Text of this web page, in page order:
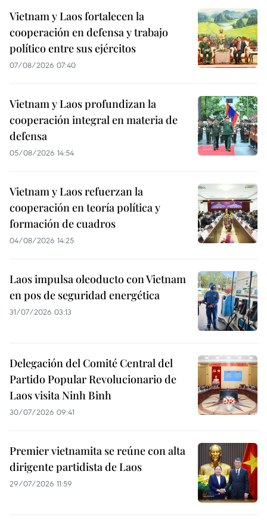
Vietnam y Laos fortalecen la
cooperación en defensa y trabajo
político entre sus ejércitos
07/08/2026 07:40
Vietnam y Laos profundizan la
cooperación integral en materia de
defensa
05/08/2026 14:54
Vietnam y Laos refuerzan la
cooperación en teoría política y
formación de cuadros
04/08/2026 14:25
Laos impulsa oleoducto con Vietnam
en pos de seguridad energética
31/07/2026 03:13
Delegación del Comité Central del
Partido Popular Revolucionario de
Laos visita Ninh Binh
30/07/2026 09:41
Premier vietnamita se reúne con alta
dirigente partidista de Laos
29/07/2026 11:59